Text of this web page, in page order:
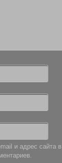
и адрес сайта